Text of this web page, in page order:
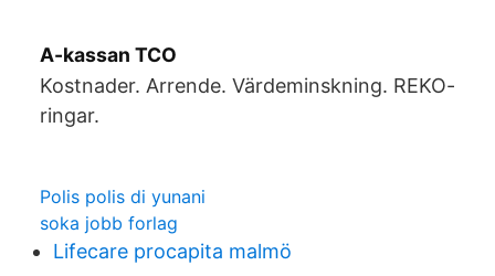
A-kassan TCO
Kostnader. Arrende. Värdeminskning. REKO-
ringar.
Polis polis di yunani
soka jobb forlag
Lifecare procapita malmö